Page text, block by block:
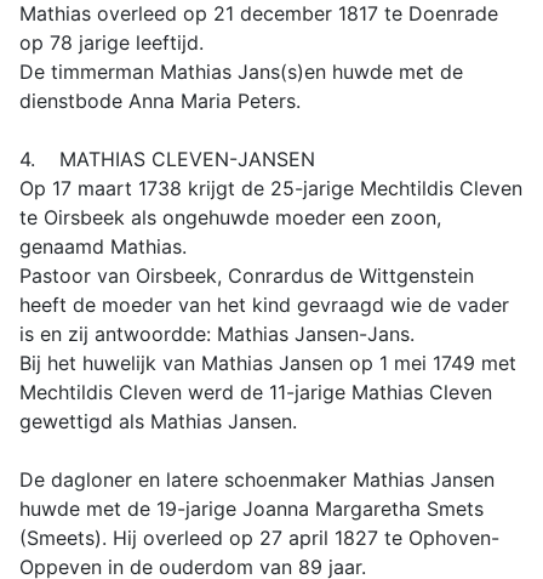
Mathias overleed op 21 december 1817 te Doenrade
op 78 jarige leeftijd.
De timmerman Mathias Jans(s)en huwde met de
dienstbode Anna Maria Peters.
4. MATHIAS CLEVEN-JANSEN
Op 17 maart 1738 krijgt de 25-jarige Mechtildis Cleven
te Oirsbeek als ongehuwde moeder een zoon,
genaamd Mathias.
Pastoor van Oirsbeek, Conrardus de Wittgenstein
heeft de moeder van het kind gevraagd wie de vader
is en zij antwoordde: Mathias Jansen-Jans.
Bij het huwelijk van Mathias Jansen op 1 mei 1749 met
Mechtildis Cleven werd de 11-jarige Mathias Cleven
gewettigd als Mathias Jansen.
De dagloner en latere schoenmaker Mathias Jansen
huwde met de 19-jarige Joanna Margaretha Smets
(Smeets). Hij overleed op 27 april 1827 te Ophoven-
Oppeven in de ouderdom van 89 jaar.